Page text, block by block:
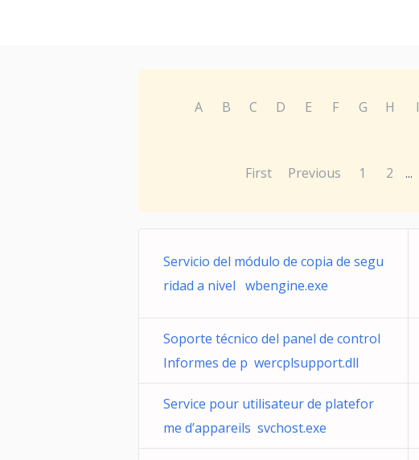
A B C D E F G H I
First Previous 1 2 ...
Servicio del módulo de copia de segu
ridad a nivel wbengine.exe
Soporte técnico del panel de control
Informes de p wercplsupport.dll
Service pour utilisateur de platefor
me d’appareils svchost.exe